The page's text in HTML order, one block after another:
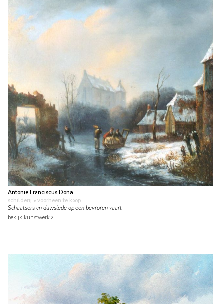
Antonie Franciscus Dona
schilderij • voorheen te koop
Schaatsers en duwslede op een bevroren vaart
bekijk kunstwerk